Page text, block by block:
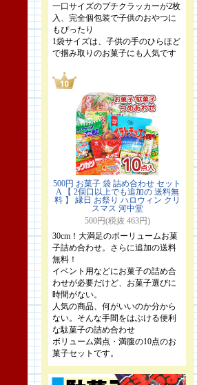
一口サイズのプチクラッカーが2枚
入、完全個包装で子供のおやつに
もぴったり
1袋サイズは、子供の手のひらほど
で掴み取りのお菓子にも人気です
500円 お菓子 袋 詰め合わせ セット
A 【 2個口以上でも追加の 送料無
料 】 縁日 お祭り ハロウィン クリ
スマス 河中堂
500円(税抜 463円)
30cm！大満足のボーリュームお菓
子詰め合わせ。さらに追加の送料
無料！
イベント用などにお菓子の詰め合
わせが必要だけど、お菓子選びに
時間がない。
人気の商品、何がいいのか分から
ない。そんな手間をはぶける便利
な駄菓子の詰め合わせ
ボリューム満点・満腹の10点のお
菓子セットです。